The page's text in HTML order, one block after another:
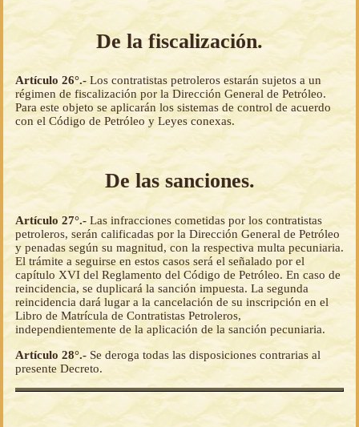
De la fiscalización.
Artículo 26°.- Los contratistas petroleros estarán sujetos a un
régimen de fiscalización por la Dirección General de Petróleo.
Para este objeto se aplicarán los sistemas de control de acuerdo
con el Código de Petróleo y Leyes conexas.
De las sanciones.
Artículo 27°.- Las infracciones cometidas por los contratistas
petroleros, serán calificadas por la Dirección General de Petróleo
y penadas según su magnitud, con la respectiva multa pecuniaria.
El trámite a seguirse en estos casos será el señalado por el
capítulo XVI del Reglamento del Código de Petróleo. En caso de
reincidencia, se duplicará la sanción impuesta. La segunda
reincidencia dará lugar a la cancelación de su inscripción en el
Libro de Matrícula de Contratistas Petroleros,
independientemente de la aplicación de la sanción pecuniaria.
Artículo 28°.- Se deroga todas las disposiciones contrarias al
presente Decreto.